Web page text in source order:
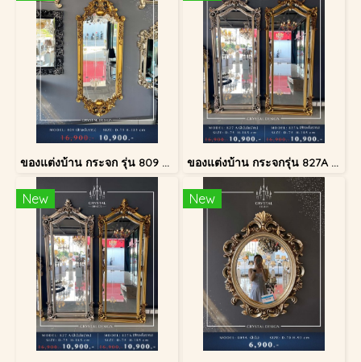
ของแต่งบ้าน กระจก รุ่น 809 สีทองโบราณ ของแต่งบ้าน กระจกรุ่น 827A สีเงินโบราณ
New New